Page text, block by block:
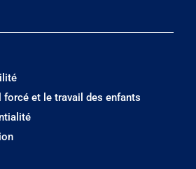
forcé et le travail des enfants